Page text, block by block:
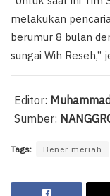
melakukan
berumur 8 bulan
sungai Wih Reseh,”
Editor:
Sumber:
Tags: Bener meriah